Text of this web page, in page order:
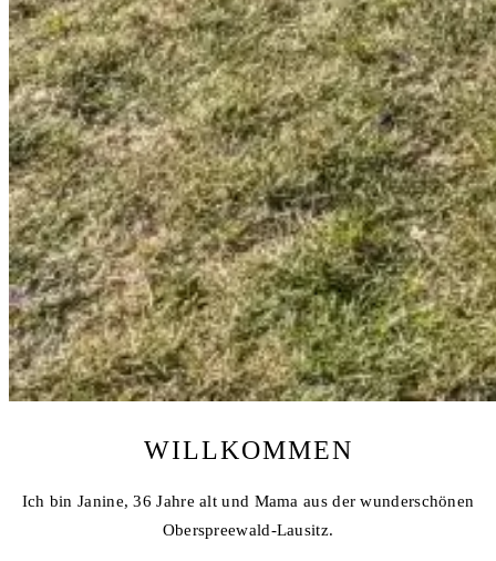
WILLKOMMEN
Ich bin Janine, 36 Jahre alt und Mama aus der wunderschönen
Oberspreewald-Lausitz.